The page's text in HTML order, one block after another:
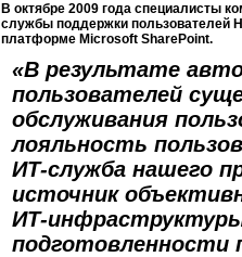
В октябре 2009 года специалисты
службы поддержки пользователей
платформе Microsoft SharePoint.
«В результате
пользователей
обслуживания
лояльность
ИТ-служба нашего
источник
ИТ-
подготовленности